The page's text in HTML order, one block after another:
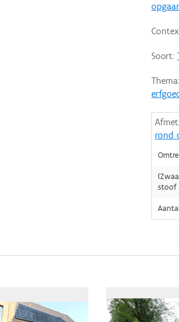
Soort:
Thema:
rond
stoof